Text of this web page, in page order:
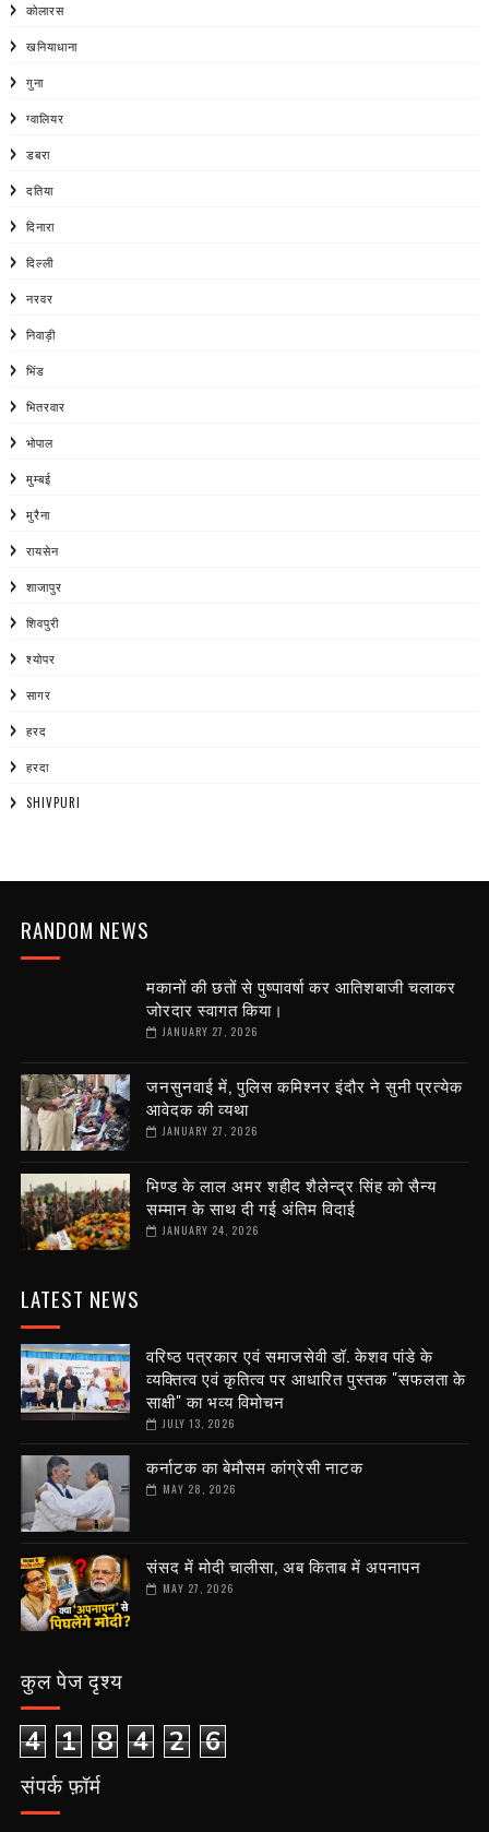
कोलारस
खनियाधाना
गुना
ग्वालियर
डबरा
दतिया
दिनारा
दिल्ली
नरवर
निवाड़ी
भिंड
भितरवार
भोपाल
मुम्बई
मुरैना
रायसेन
शाजापुर
शिवपुरी
श्योपर
सागर
हरद
हरदा
SHIVPURI
RANDOM NEWS
मकानों की छतों से पुष्पावर्षा कर आतिशबाजी चलाकर
जोरदार स्वागत किया।
JANUARY 27, 2026
जनसुनवाई में, पुलिस कमिश्नर इंदौर ने सुनी प्रत्येक
आवेदक की व्यथा
JANUARY 27, 2026
भिण्ड के लाल अमर शहीद शैलेन्द्र सिंह को सैन्य
सम्मान के साथ दी गई अंतिम विदाई
JANUARY 24, 2026
LATEST NEWS
वरिष्ठ पत्रकार एवं समाजसेवी डॉ. केशव पांडे के
व्यक्तित्व एवं कृतित्व पर आधारित पुस्तक "सफलता के
साक्षी" का भव्य विमोचन
JULY 13, 2026
कर्नाटक का बेमौसम कांग्रेसी नाटक
MAY 28, 2026
संसद में मोदी चालीसा, अब किताब में अपनापन
MAY 27, 2026
कुल पेज दृश्य
4 1 8 4 2 6
संपर्क फ़ॉर्म